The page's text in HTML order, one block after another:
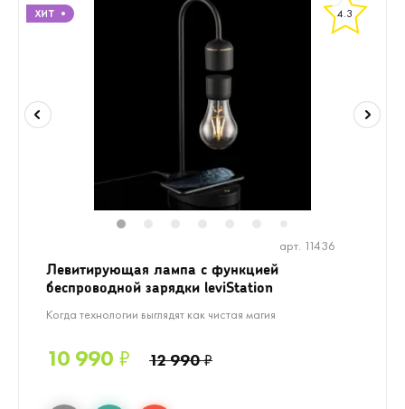
4.3
арт. 11436
Левитирующая лампа с функцией
беспроводной зарядки leviStation
Когда технологии выглядят как чистая магия
10 990 ₽ 12 990₽